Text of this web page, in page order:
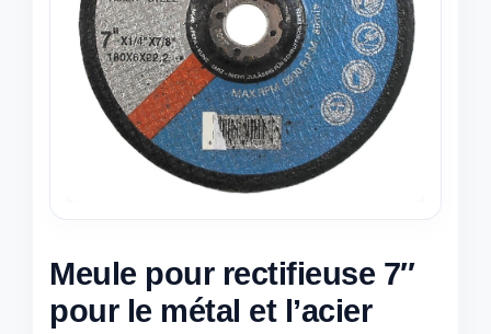
Meule pour rectifieuse 7″
pour le métal et l’acier